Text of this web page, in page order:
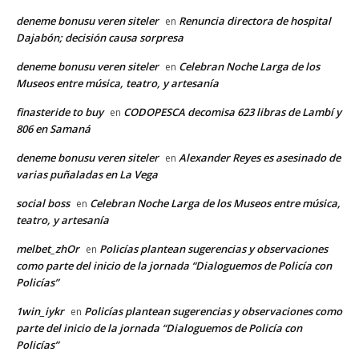
deneme bonusu veren siteler en Renuncia directora de hospital
Dajabón; decisión causa sorpresa
deneme bonusu veren siteler en Celebran Noche Larga de los
Museos entre música, teatro, y artesanía
finasteride to buy en CODOPESCA decomisa 623 libras de Lambí y
806 en Samaná
deneme bonusu veren siteler en Alexander Reyes es asesinado de
varias puñaladas en La Vega
social boss en Celebran Noche Larga de los Museos entre música,
teatro, y artesanía
melbet_zhOr en Policías plantean sugerencias y observaciones
como parte del inicio de la jornada “Dialoguemos de Policía con
Policías”
1win_iykr en Policías plantean sugerencias y observaciones como
parte del inicio de la jornada “Dialoguemos de Policía con
Policías”